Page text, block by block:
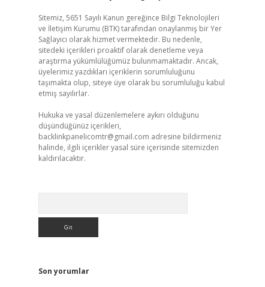
Sitemiz, 5651 Sayılı Kanun gereğince Bilgi Teknolojileri
ve İletişim Kurumu (BTK) tarafından onaylanmış bir Yer
Sağlayıcı olarak hizmet vermektedir. Bu nedenle,
sitedeki içerikleri proaktif olarak denetleme veya
araştırma yükümlülüğümüz bulunmamaktadır. Ancak,
üyelerimiz yazdıkları içeriklerin sorumluluğunu
taşımakta olup, siteye üye olarak bu sorumluluğu kabul
etmiş sayılırlar.
Hukuka ve yasal düzenlemelere aykırı olduğunu
düşündüğünüz içerikleri,
backlinkpanelicomtr@gmail.com adresine bildirmeniz
halinde, ilgili içerikler yasal süre içerisinde sitemizden
kaldırılacaktır.
Son yorumlar